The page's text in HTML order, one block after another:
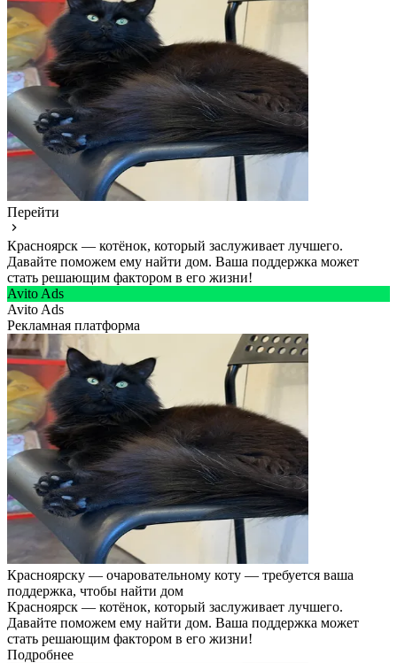
Перейти
Красноярск — котёнок, который заслуживает лучшего.
Давайте поможем ему найти дом. Ваша поддержка может
стать решающим фактором в его жизни!
Avito Ads
Avito Ads
Рекламная платформа
Красноярску — очаровательному коту — требуется ваша
поддержка, чтобы найти дом
Красноярск — котёнок, который заслуживает лучшего.
Давайте поможем ему найти дом. Ваша поддержка может
стать решающим фактором в его жизни!
Подробнее